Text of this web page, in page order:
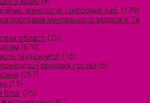
технологій. Цифровий хаб. (139)
програма ментального здоров'я "Ти
області (25)
(670)
(аудіокниги) (16)
зіркових гостей (5)
(257)
(15)
блог (75)